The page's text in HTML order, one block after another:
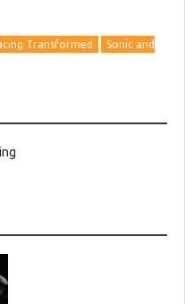
Transformed
Sonic and